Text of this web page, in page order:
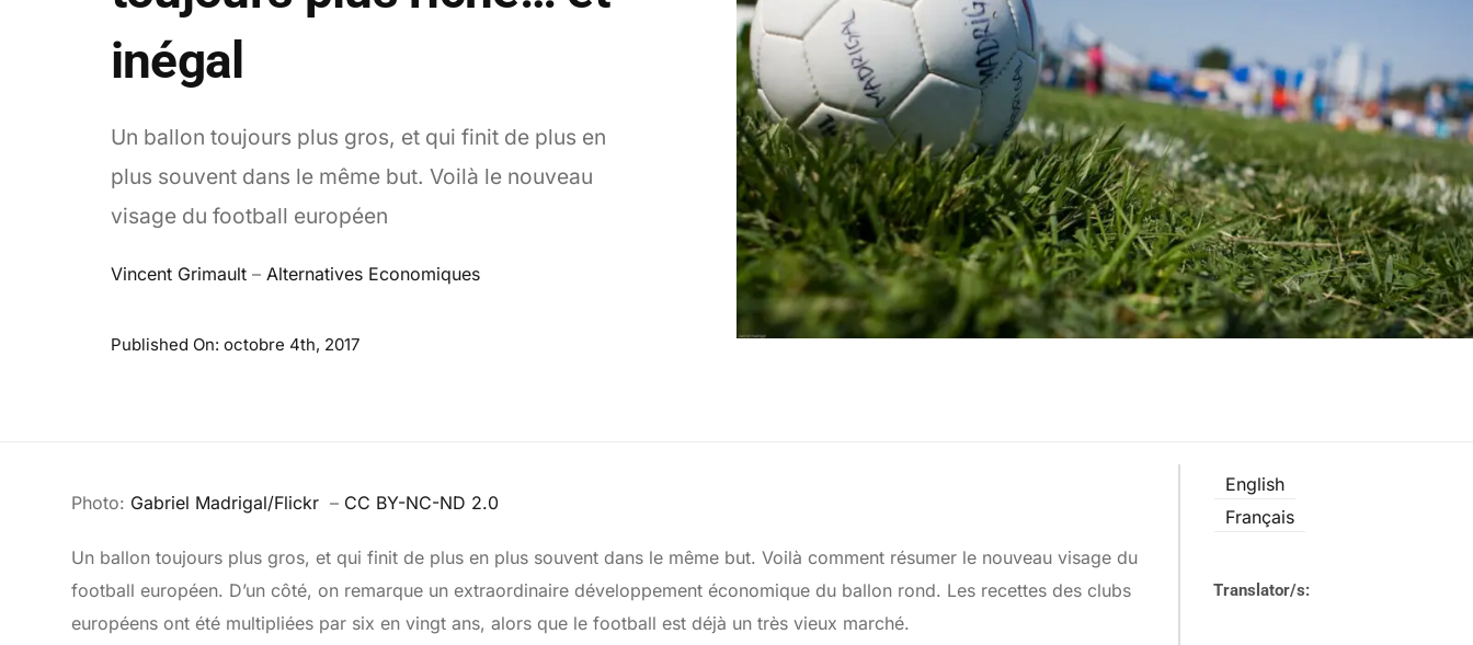
inégal
Un ballon toujours plus gros, et qui finit de plus en
plus souvent dans le même but. Voilà le nouveau
visage du football européen
Vincent Grimault– Alternatives Economiques
Published On: octobre 4th, 2017
Photo: Gabriel Madrigal/Flickr – CC BY-NC-ND 2.0
Un ballon toujours plus gros, et qui finit de plus en plus souvent dans le même but. Voilà comment résumer le nouveau visage du
football européen. D’un côté, on remarque un extraordinaire développement économique du ballon rond. Les recettes des clubs
européens ont été multipliées par six en vingt ans, alors que le football est déjà un très vieux marché.
English
Français
Translator/s: